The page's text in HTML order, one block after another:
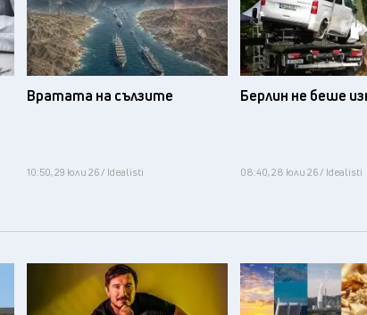
Вратата на сълзите
10:50, 29 юли 26 / Idealisti
Берлин не беше
08:40, 28 юли 26 / Idealisti